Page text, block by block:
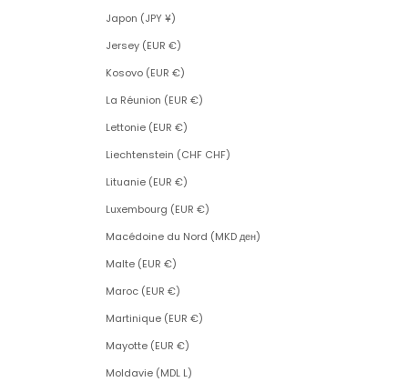
Japon (JPY ¥)
Jersey (EUR €)
Kosovo (EUR €)
La Réunion (EUR €)
Lettonie (EUR €)
Liechtenstein (CHF CHF)
Lituanie (EUR €)
Luxembourg (EUR €)
Macédoine du Nord (MKD ден)
Malte (EUR €)
Maroc (EUR €)
Martinique (EUR €)
Mayotte (EUR €)
Moldavie (MDL L)